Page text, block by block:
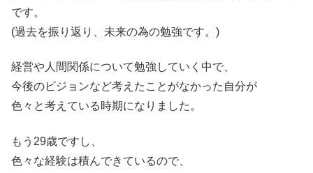
です。
(過去を振り返り、未来の為の勉強です。)
経営や人間関係について勉強していく中で、
今後のビジョンなど考えたことがなかった自分が
色々と考えている時期になりました。
もう29歳ですし、
色々な経験は積んできているので、